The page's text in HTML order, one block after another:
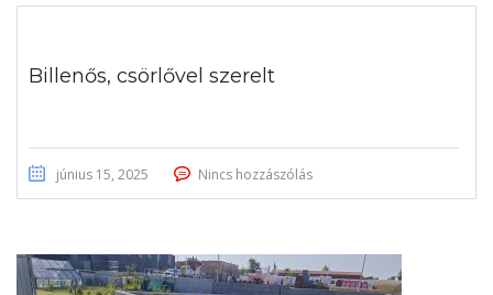
Billenős, csörlővel szerelt
június 15, 2025 Nincs hozzászólás